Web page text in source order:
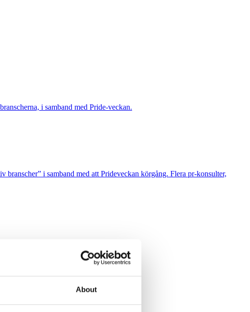
About
i samband med Pride-veckan.
i samband med att Prideveckan körgång. Flera pr-konsulter,
leder Svenska Nyheter i SVT.